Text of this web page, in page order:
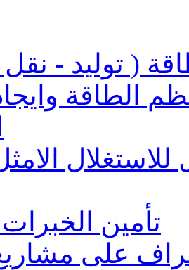
( توليد - نقل
الطاقة
للاستغلال
تأمين
على